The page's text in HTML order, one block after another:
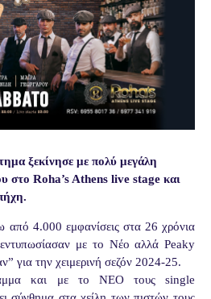
ξεκίνησε με πολύ μεγάλη
στο Roha’s Athens live stage και
4.000 εμφανίσεις στα 26 χρόνια
εντυπωσίασαν με το Νέο αλλά Peaky
για την χειμερινή σεζόν 2024-25.
και με το ΝΕΟ τους single